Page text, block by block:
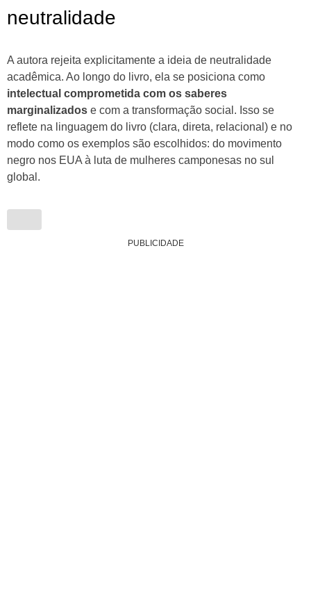
neutralidade
A autora rejeita explicitamente a ideia de neutralidade
acadêmica. Ao longo do livro, ela se posiciona como
intelectual comprometida com os saberes
marginalizados e com a transformação social. Isso se
reflete na linguagem do livro (clara, direta, relacional) e no
modo como os exemplos são escolhidos: do movimento
negro nos EUA à luta de mulheres camponesas no sul
global.
PUBLICIDADE